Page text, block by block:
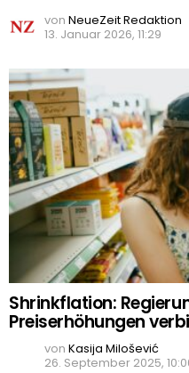
von NeueZeit Redaktion
13. Januar 2026, 11:29
Shrinkflation:
Preiserhöhungen
von Kasija Milošević
26. September 2025,